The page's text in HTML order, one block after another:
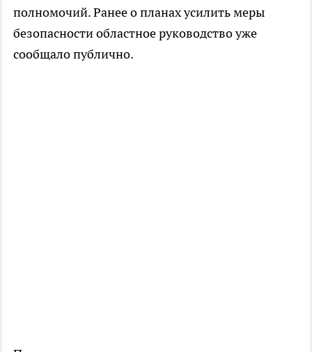
полномочий. Ранее о планах усилить меры
безопасности областное руководство уже
сообщало публично.